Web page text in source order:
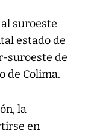
suroeste
estado de
suroeste de
de Colima.
la
en